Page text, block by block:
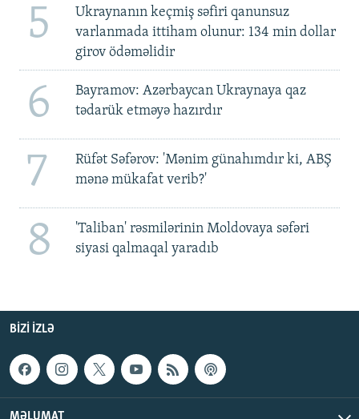
5
Ukraynanın keçmiş səfiri qanunsuz
varlanmada ittiham olunur: 134 min dollar
girov ödəməlidir
6
Bayramov: Azərbaycan Ukraynaya qaz
tədarük etməyə hazırdır
7
Rüfət Səfərov: 'Mənim günahımdır ki, ABŞ
mənə mükafat verib?'
8
'Taliban' rəsmilərinin Moldovaya səfəri
siyasi qalmaqal yaradıb
BIZI IZLƏ